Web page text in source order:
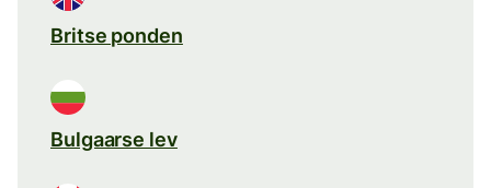
Britse ponden
Bulgaarse lev